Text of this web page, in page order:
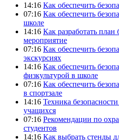
14:16 Как обеспечить
07:16 Как обеспечить
школе
14:16 Как разработать план
мероприятие
07:16 Как обеспечить
экскурсиях
14:16 Как обеспечить
физкультурой в школе
07:16 Как обеспечить
в спортзале
14:16 Техника
учащихся
07:16 Рекомендации по
студентов
14:16 Как выбрать стенды